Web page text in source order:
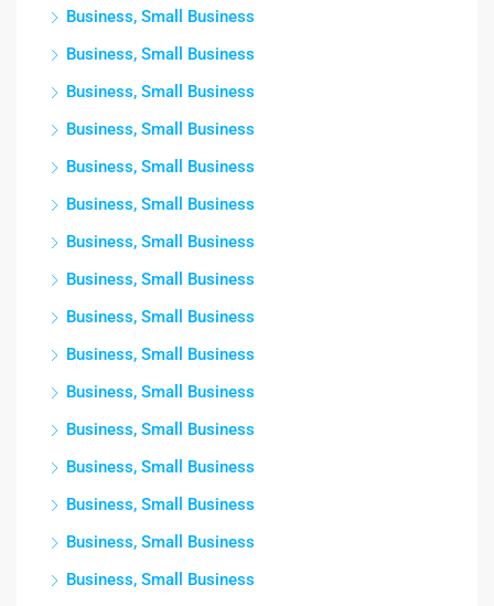
Business, Small Business
Business, Small Business
Business, Small Business
Business, Small Business
Business, Small Business
Business, Small Business
Business, Small Business
Business, Small Business
Business, Small Business
Business, Small Business
Business, Small Business
Business, Small Business
Business, Small Business
Business, Small Business
Business, Small Business
Business, Small Business